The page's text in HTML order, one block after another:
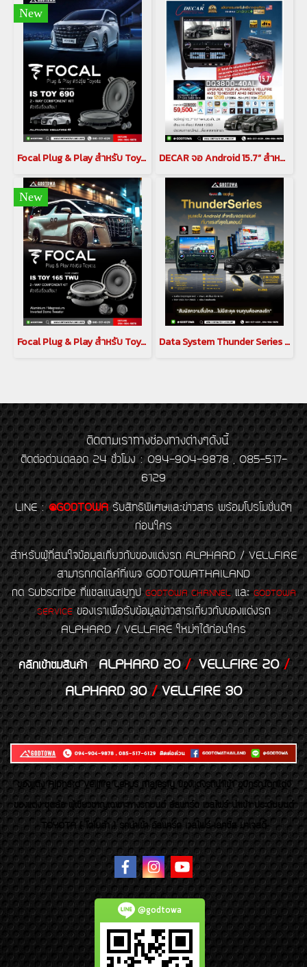
New
Focal Plug & Play สำหรับ Toyota Alphard / Vellfire 40 ชุดลำโพง IS TOY 690 2 Way Component Kit DECAR จอ Android 15.7” สำหรับ Alphard / Vellfire 30 Series
New
Focal Plug & Play สำหรับ Toyota Alphard / Vellfire 30 ชุดลำโพงหน้า IS TOY 165 TWU 2 Way Component Kit Data System Thunder Series จอ Android สำหรับ Alphard AH30 จอ Android 15.7” สามารถเพิ่มออฟชันเป็นกล้อง 360 6 LEN
ติดตามเราทางช่องทางต่างๆดังนี้
ติดต่อด่วนตลอด 24 ชั่วโมง : 094-904-9878 , 085-517-
6129
LINE : @GODTOWA รับสิทธิพิเศษและข่าวสาร พร้อมโปรโมชั่นดีๆ
ก่อนใคร
สำหรับผู้ที่สนใจข้อมูลเกี่ยวกับของแต่งรถ ALPHARD / VELLFIRE
สามารถกดไลค์ที่เพจ GODTOWATHAILAND
กด Subscribe ที่แชลแนลยูทูปGODTOWA CHANNELและGODTOWA
SERVICEของเราเพื่อรับข้อมูลข่าวสารเกี่ยวกับของแต่งรถ
ALPHARD / VELLFIRE ใหม่ๆได้ก่อนใคร
คลิกเข้าชมสินค้า ALPHARD 20/VELLFIRE 20/
ALPHARD 30/VELLFIRE 30
ของเเต่ง Alphard Vellfire Lexus Majesty ของเเต่งรถนำเข้า อุปกรณ์ตกแต่ง
ของแต่ง ชุดล้อ ผู้เชี่ยวชาญเฉพาะทางรถยนต์ อัลพาร์ด เวลไฟร์ นำเข้า ประดับยนต์
TOYOTA ( โตโยต้า ) รถนำเข้า อัลพาร์ด เวลไฟร์ เลกซัส มาเจสตี้
@godtowa